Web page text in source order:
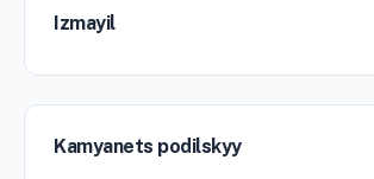
Izmayil
Kamyanets podilskyy